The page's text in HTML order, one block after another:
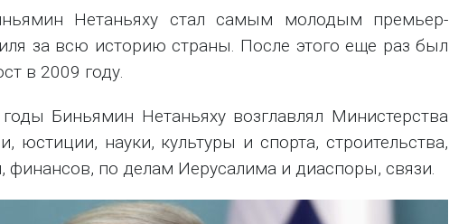
Нетаньяху стал самым молодым премьер-
за всю историю страны. После этого еще раз был
в 2009 году.
Биньямин Нетаньяху возглавлял Министерства
юстиции, науки, культуры и спорта, строительства,
финансов, по делам Иерусалима и диаспоры, связи.